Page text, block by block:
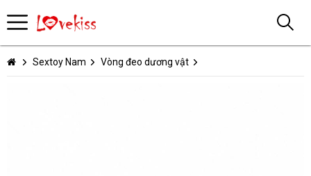
Sextoy Nam Vòng đeo dương vật